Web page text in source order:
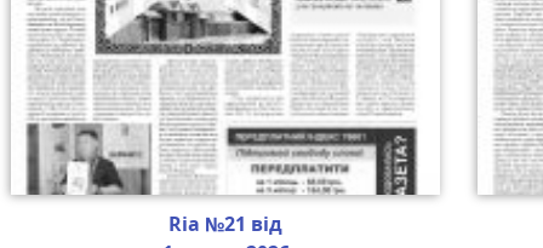
Ria №21 від